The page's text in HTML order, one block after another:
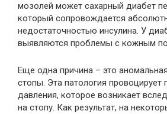
мозолей может сахарный диабет
который сопровождается
недостаточностью инсулина. У
выявляются проблемы с кожным
Еще одна причина – это
стопы. Эта патология провоцирует
давления, которое возникает
на стопу. Как результат, на